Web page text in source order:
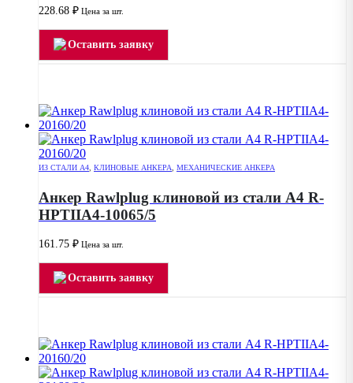
228.68 ₽ Цена за шт.
Оставить заявку
ИЗ СТАЛИ А4 КЛИНОВЫЕ АНКЕРА МЕХАНИЧЕСКИЕ АНКЕРА
Анкер Rawlplug клиновой из стали А4 R-
HPTIIA4-10065/5
161.75 ₽ Цена за шт.
Оставить заявку